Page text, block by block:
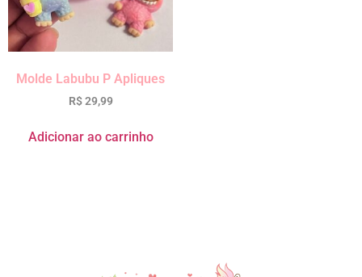
Molde Labubu P Apliques
R$29,99
Adicionar ao carrinho